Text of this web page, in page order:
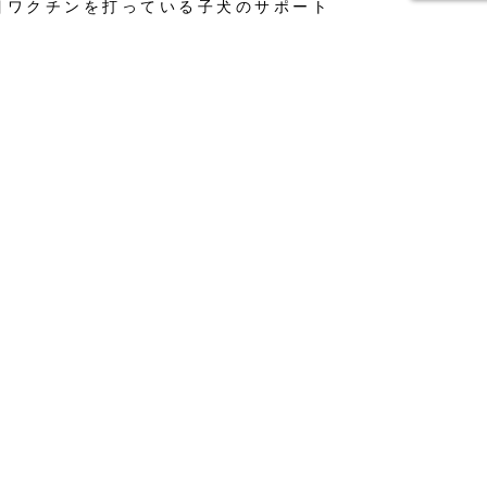
ワクチンを打っている子犬のサポート